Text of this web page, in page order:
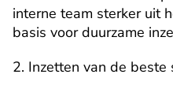
interne team sterker uit
basis voor duurzame
2. Inzetten van de beste